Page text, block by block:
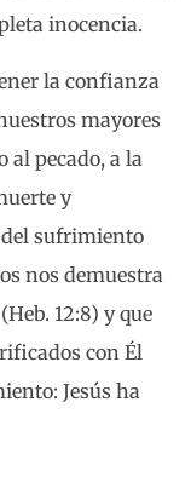
inocencia.
la confianza
mayores
al pecado, a la
y
del sufrimiento
nos demuestra
12:8) y que
con Él
Jesús ha